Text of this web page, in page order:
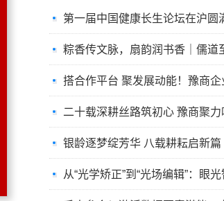
银龄逐梦绽芳华 八载耕耘启新篇